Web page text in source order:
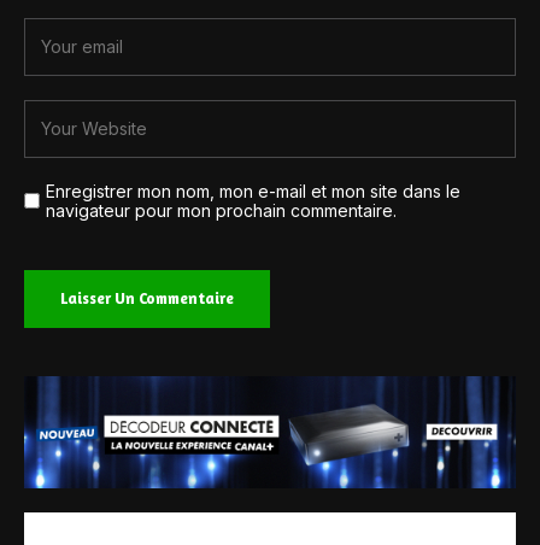
Enregistrer mon nom, mon e-mail et mon site dans le
navigateur pour mon prochain commentaire.